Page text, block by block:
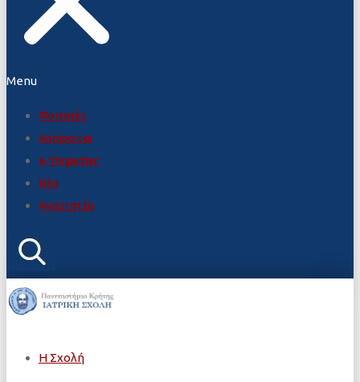
Menu
Φοιτητές
Απόφοιτοι
e-Υπηρεσίες
Νέα
Αναρτητέα
Η Σχολή